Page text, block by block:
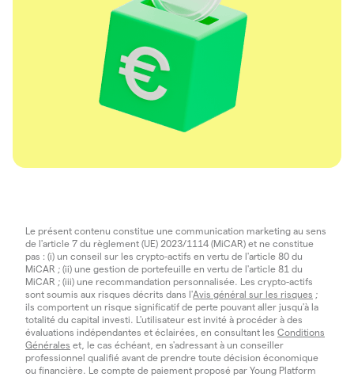
Le présent contenu constitue une communication marketing au sens
de l'article 7 du règlement (UE) 2023/1114 (MiCAR) et ne constitue
pas : (i) un conseil sur les crypto-actifs en vertu de l'article 80 du
MiCAR ; (ii) une gestion de portefeuille en vertu de l'article 81 du
MiCAR ; (iii) une recommandation personnalisée. Les crypto-actifs
sont soumis aux risques décrits dans l'Avis général sur les risques ;
ils comportent un risque significatif de perte pouvant aller jusqu'à la
totalité du capital investi. L'utilisateur est invité à procéder à des
évaluations indépendantes et éclairées, en consultant les Conditions
Générales et, le cas échéant, en s'adressant à un conseiller
professionnel qualifié avant de prendre toute décision économique
ou financière. Le compte de paiement proposé par Young Platform